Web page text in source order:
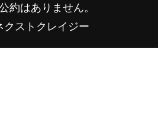
約はありません。
クストクレイジー